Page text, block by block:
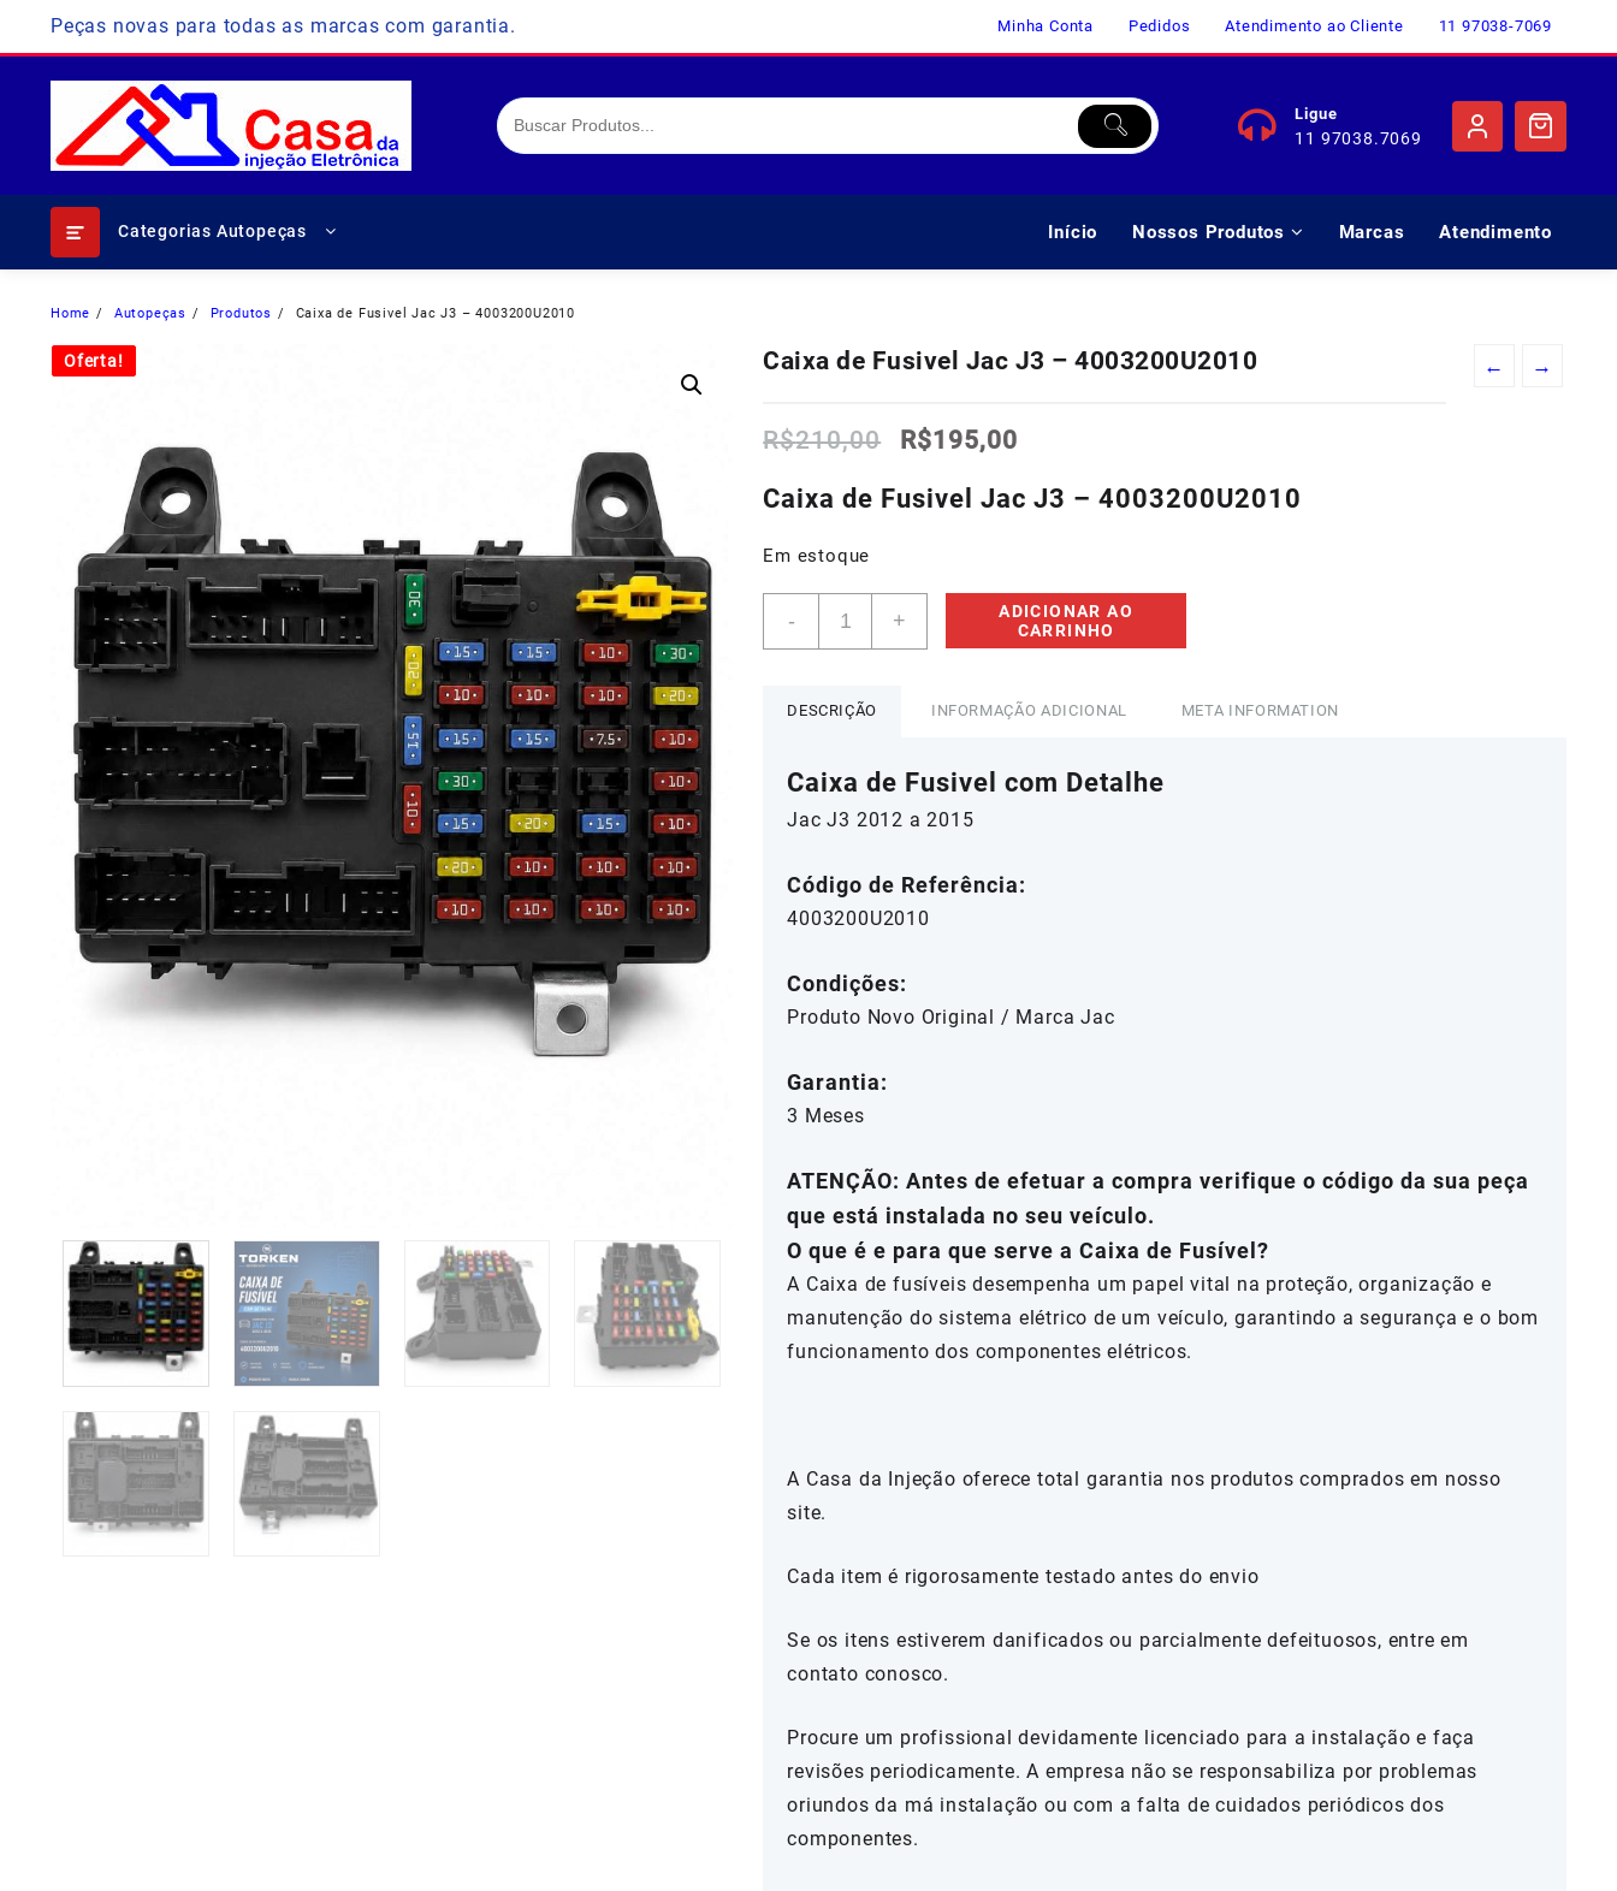
content
Peças novas para todas as marcas com garantia. Minha Conta Pedidos Atendimento ao Cliente 11 97038-7069
Ligue
11 97038.7069
Categorias Autopeças Início Nossos Produtos Marcas Atendimento
Home Autopeças Produtos Caixa de Fusivel Jac J3 – 4003200U2010
Oferta! ← →
Caixa de Fusivel Jac J3 – 4003200U2010
R$210,00
O
original
era:
R$195,00
atual
é:
Caixa de Fusivel Jac J3 – 4003200U2010
Em estoque
-
Fusivel
J3
quantidade
+
ADICIONAR AO
CARRINHO
DESCRIÇÃO INFORMAÇÃO ADICIONAL META INFORMATION
Caixa de Fusivel com Detalhe
Jac J3 2012 a 2015
Código de Referência:
4003200U2010
Condições:
Produto Novo Original / Marca Jac
Garantia:
3 Meses
ATENÇÃO: Antes de efetuar a compra verifique o código da sua peça
que está instalada no seu veículo.
O que é e para que serve a Caixa de Fusível?
A Caixa de fusíveis desempenha um papel vital na proteção, organização e
manutenção do sistema elétrico de um veículo, garantindo a segurança e o bom
funcionamento dos componentes elétricos.
A Casa da Injeção oferece total garantia nos produtos comprados em nosso
site.
Cada item é rigorosamente testado antes do envio
Se os itens estiverem danificados ou parcialmente defeituosos, entre em
contato conosco.
Procure um profissional devidamente licenciado para a instalação e faça
revisões periodicamente. A empresa não se responsabiliza por problemas
oriundos da má instalação ou com a falta de cuidados periódicos dos
componentes.
Oferta!